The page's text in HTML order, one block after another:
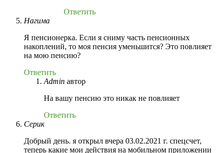
Ответить
Нагима
Я пенсионерка. Если я сниму часть пенсионных
накоплений, то моя пенсия уменьшится? Это повлияет
на мою пенсию?
Ответить
Admin автор
На вашу пенсию это никак не повлияет
Ответить
Серик
Добрый день. я открыл вчера 03.02.2021 г. спецсчет,
теперь какие мои действия на мобильном приложении